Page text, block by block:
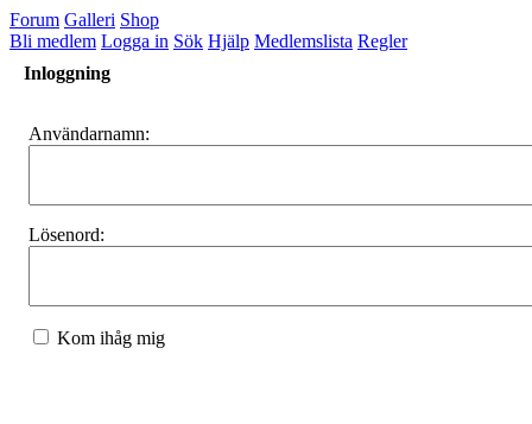
Forum Galleri Shop
Bli medlem Logga in Sök Hjälp Medlemslista Regler
Inloggning
Användarnamn:
Lösenord:
Kom ihåg mig